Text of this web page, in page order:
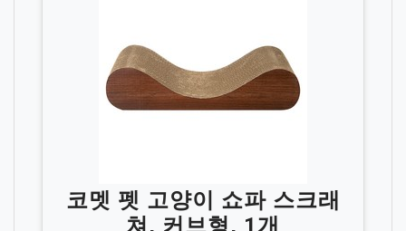
코멧 펫 고양이 쇼파 스크래
쳐, 커브형, 1개